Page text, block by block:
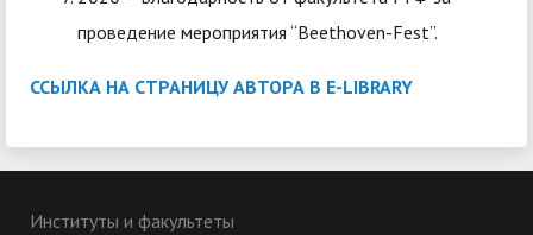
проведение мероприятия “Beethoven-Fest”.
ССЫЛКА НА СТРАНИЦУ АВТОРА В Е-LIBRARY
Институты и факультеты